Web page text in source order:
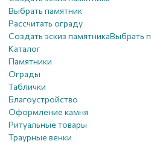
Выбрать памятник
Рассчитать ограду
Создать эскиз памятникаВыбрать
Каталог
Памятники
Ограды
Таблички
Благоустройствo
Оформление камня
Ритуальные товары
Траурные венки